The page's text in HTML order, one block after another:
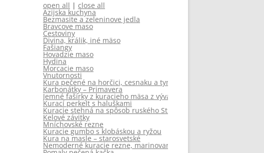
open all | close all
Azijska kuchyna
Bezmasite a zeleninove jedla
Bravcove maso
Cestoviny
Divina, králik, iné mäso
Fašiangy
Hovadzie maso
Hydina
Morcacie maso
Vnutornosti
Kura pečené na horčici, cesnaku a tymiane so šťavnatými
Karbonátky – Primavera
Jemné fašírky z kuracieho mäsa z vývaru so zeleninovo-
Kurací perkelt s haluškami
Kuracie stehná na spôsob ruského Stroganova
Kelové závitky
Mníchovské rezne
Kuracie gumbo s klobáskou a ryžou
Kura na masle – starosvetské
Nemoderné kuracie rezne, marinované v jogurte